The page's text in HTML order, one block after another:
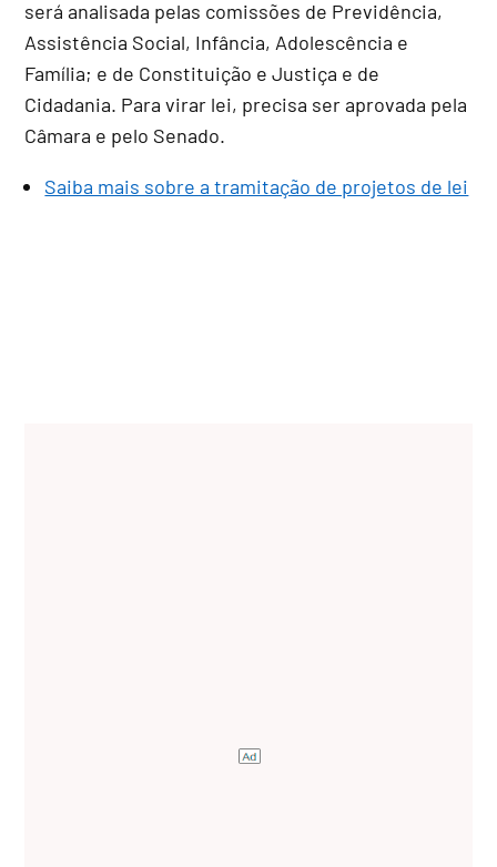
será analisada pelas comissões de Previdência,
Assistência Social, Infância, Adolescência e
Família; e de Constituição e Justiça e de
Cidadania. Para virar lei, precisa ser aprovada pela
Câmara e pelo Senado.
Saiba mais sobre a tramitação de projetos de lei